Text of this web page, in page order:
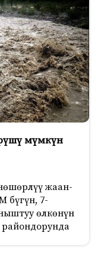
мүмкүн
жаан-
бүгүн, 7-
өлкөнүн
райондорунда